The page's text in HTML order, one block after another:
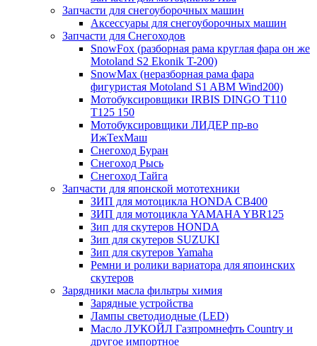
Запчасти для снегоуборочных машин
Аксессуары для снегоуборочных машин
Запчасти для Снегоходов
SnowFox (разборная рама круглая фара он же
Motoland S2 Ekonik T-200)
SnowMax (неразборная рама фара
фигуристая Motoland S1 ABM Wind200)
Мотобуксировщики IRBIS DINGO Т110
Т125 150
Мотобуксировщики ЛИДЕР пр-во
ИжТехМаш
Снегоход Буран
Снегоход Рысь
Снегоход Тайга
Запчасти для японской мототехники
ЗИП для мотоцикла HONDA CB400
ЗИП для мотоцикла YAMAHA YBR125
Зип для скутеров HONDA
Зип для скутеров SUZUKI
Зип для скутеров Yamaha
Ремни и ролики вариатора для япоинских
скутеров
Зарядники масла фильтры химия
Зарядные устройства
Лампы светодиодные (LED)
Масло ЛУКОЙЛ Газпромнефть Country и
другое импортное